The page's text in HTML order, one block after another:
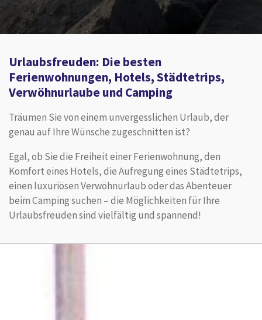
Urlaubsfreuden: Die besten
Ferienwohnungen, Hotels, Städtetrips,
Verwöhnurlaube und Camping
Träumen Sie von einem unvergesslichen Urlaub, der
genau auf Ihre Wünsche zugeschnitten ist?
Egal, ob Sie die Freiheit einer Ferienwohnung, den
Komfort eines Hotels, die Aufregung eines Städtetrips,
einen luxuriösen Verwöhnurlaub oder das Abenteuer
beim Camping suchen – die Möglichkeiten für Ihre
Urlaubsfreuden sind vielfältig und spannend!